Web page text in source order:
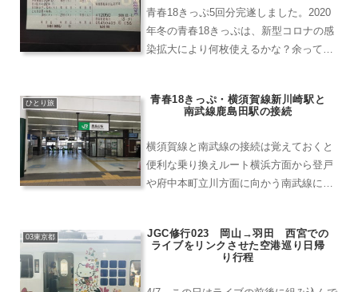
青春18きっぷ5回分完遂しました。2020
年冬の青春18きっぷは、新型コロナの感
染拡大により何枚使えるかな？余っても
つもりでしたが、無事に完遂しました。
ひとり旅
青春18きっぷ・横須賀線新川崎駅と
南武線鹿島田駅の接続
横須賀線と南武線の接続は覚えておくと
便利な乗り換えルート横浜方面から登戸
や府中本町立川方面に向かう南武線に乗
はずですが、４つ目のルートとしての方
法を説明しておきたいと思...
03東京都
JGC修行023 岡山→羽田 西宮での
ライブをリンクさせた空港巡り日帰
り行程